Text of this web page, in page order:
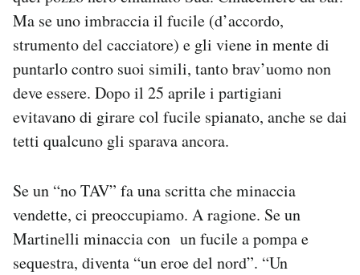
Ma se uno imbraccia il fucile (d’accordo,
strumento del cacciatore) e gli viene in mente di
puntarlo contro suoi simili, tanto brav’uomo non
deve essere. Dopo il 25 aprile i partigiani
evitavano di girare col fucile spianato, anche se dai
tetti qualcuno gli sparava ancora.
Se un “no TAV” fa una scritta che minaccia
vendette, ci preoccupiamo. A ragione. Se un
Martinelli minaccia con un fucile a pompa e
sequestra, diventa “un eroe del nord”. “Un